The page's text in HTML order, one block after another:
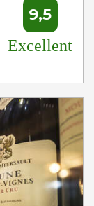
9,5
Excellent